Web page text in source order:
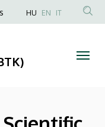
HU EN IT